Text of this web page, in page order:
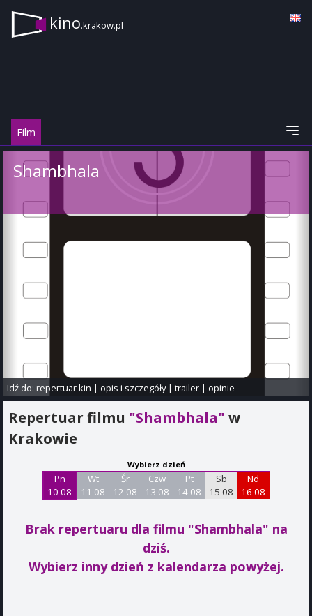
kino.krakow.pl
Film
Shambhala
Idź do:repertuar kin |opis i szczegóły|trailer |opinie
Repertuar filmu "Shambhala" w
Krakowie
Wybierz dzień
Pn
10 08
Wt
11 08
Śr
12 08
Czw
13 08
Pt
14 08
Sb
15 08
Nd
16 08
Brak repertuaru dla filmu "Shambhala" na
dziś.
Wybierz inny dzień z kalendarza powyżej.